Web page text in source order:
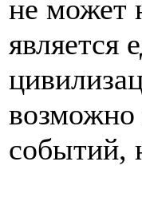
не может
является
возможно
событий,